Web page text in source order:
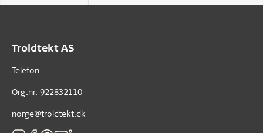
Troldtekt AS
Telefon
Org.nr. 922832110
norge@troldtekt.dk